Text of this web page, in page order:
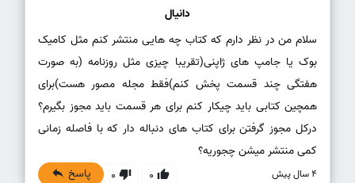
دانیال
سلام من در نظر دارم که کتاب چه هایی منتشر کنم مثل کامیک
بوک یا جامپ های ژاپنی(تقریبا چیزی مثل روزنامه (به صورت
هفتگی چند قسمت پخش کنم)فقط مجله مصور هست)برای
همچین کتابی باید چیکار کنم برای هر قسمت باید مجوز بگیرم؟
درکل مجوز گرفتن برای کتاب های دنباله دار که با فاصله زمانی
کمی منتشر میشن چجوریه؟
4 سال پیش 0
0 پاسخ